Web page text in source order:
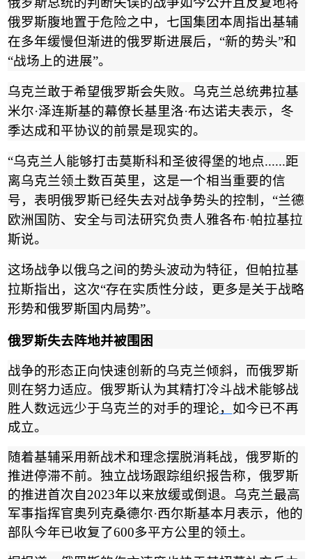
俄罗斯腹地置于危险之中，七国集团本周指出基辅
在多年缓慢但渐进的俄罗斯进展后， “新的势头”和
“战场上的进展”。
乌克兰敢于希望俄罗斯会失败。乌克兰总统弗拉基
米尔·泽连斯基的幕僚长基里洛·布达诺夫表示，冬
季达成和平协议的前景是现实的。
“乌克兰人能够打击莫斯科和圣彼得堡的地点......距
离乌克兰领土数百英里，这是一个相当重要的信
号，表明俄罗斯已经失去对战争势头的控制， “兰德
欧洲国防、安全与司法研究负责人雅各布·帕拉基拉
斯说。
这场战争以俄乌之间的势头波动为特征，但帕拉基
拉斯指出，这次“存在实质性分歧，更多是关于战略
形势和俄罗斯国内局势”。
俄罗斯失去阵地并被围困
战争的形态正向快速创新的乌克兰倾斜，而俄罗斯
则在努力适应。俄罗斯认为其精打冷斗战术能够战
胜人数远远少于乌克兰的对手的理论， 如今已不再
成立。
随着基辅采用新战术和理念摆脱消耗战，俄罗斯的
推进停滞不前。独立战场跟踪组织报告称，俄罗斯
的推进首次自2023年以来放缓或倒退。乌克兰最高
军事指挥官奥列克桑德尔·西尔斯基本月表示，他的
部队今年已收复了600多平方公里的领土。